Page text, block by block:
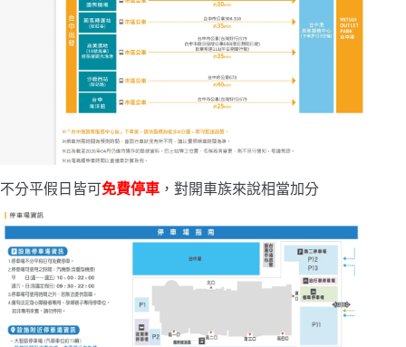
不分平假日皆可免費停車 ，對開車族來說相當加分